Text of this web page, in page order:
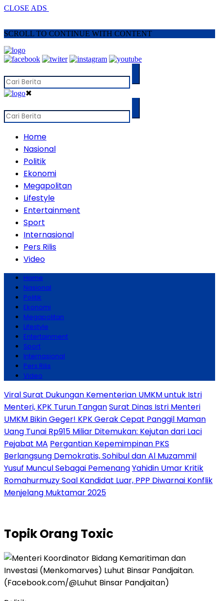
CLOSE ADS
SCROLL TO CONTINUE WITH CONTENT
✖
Home
Nasional
Politik
Ekonomi
Megapolitan
Lifestyle
Entertainment
Sport
Internasional
Pers Rilis
Video
Home
Nasional
Politik
Ekonomi
Megapolitan
Lifestyle
Entertainment
Sport
Internasional
Pers Rilis
Video
Viral Surat Dukungan Kementerian UMKM untuk Istri
Menteri, KPK Turun TanganSurat Dinas Istri Menteri
UMKM Bikin Geger! KPK Gerak Cepat Panggil Maman
Uang Tunai Rp915 Miliar Ditemukan: Kejutan dari Laci
Pejabat MA Pergantian Kepemimpinan PKS
Berlangsung Demokratis, Sohibul dan Al Muzammil
Yusuf Muncul Sebagai PemenangYahidin Umar Kritik
Romahurmuzy Soal Kandidat Luar, PPP Diwarnai Konflik
Menjelang Muktamar 2025
TopikOrang Toxic